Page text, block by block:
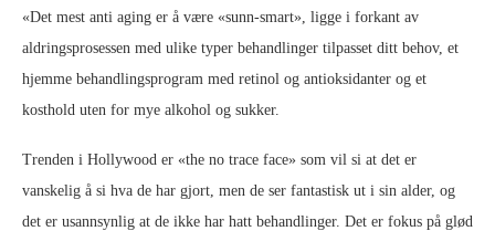
«Det mest anti aging er å være «sunn-smart», ligge i forkant av
aldringsprosessen med ulike typer behandlinger tilpasset ditt behov, et
hjemme behandlingsprogram med retinol og antioksidanter og et
kosthold uten for mye alkohol og sukker.
Trenden i Hollywood er «the no trace face» som vil si at det er
vanskelig å si hva de har gjort, men de ser fantastisk ut i sin alder, og
det er usannsynlig at de ikke har hatt behandlinger. Det er fokus på glød